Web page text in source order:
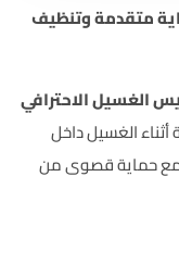
متقدمة وتنظيف
الغسيل الاحترافي
الغسيل داخل
مع حماية قصوى من